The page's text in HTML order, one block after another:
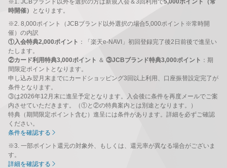
※1. JCBブランド以外を選択の方は新規入会＆3回利用で5,000ポイント（常
時開催）
となります。
※2. 8,000ポイント（JCBブランド以外選択の場合5,000ポイント※常時開
催）の内訳
①入会特典2,000ポイント ：「楽天e-NAVI」初回登録完了後2日前後で進呈い
たします。
②カード利用特典3,000ポイント ＆ ③JCBブランド特典3,000ポイント ：期
間限定ポイントとなります。
申し込み翌月末までにカードショッピング3回以上利用、口座振替設定完了が
条件となります。
③は2026年12月末に進呈予定となります。入会後に条件を再度メールでご案
内させていただきます。（①と②の特典案内とは別途となります。）
特典（期間限定ポイント含む）進呈には条件があります。詳細を必ずご確認
ください。
条件を確認する
※3. 一部ポイント還元の対象外、もしくは、還元率が異なる場合がございま
す。
詳細を確認する